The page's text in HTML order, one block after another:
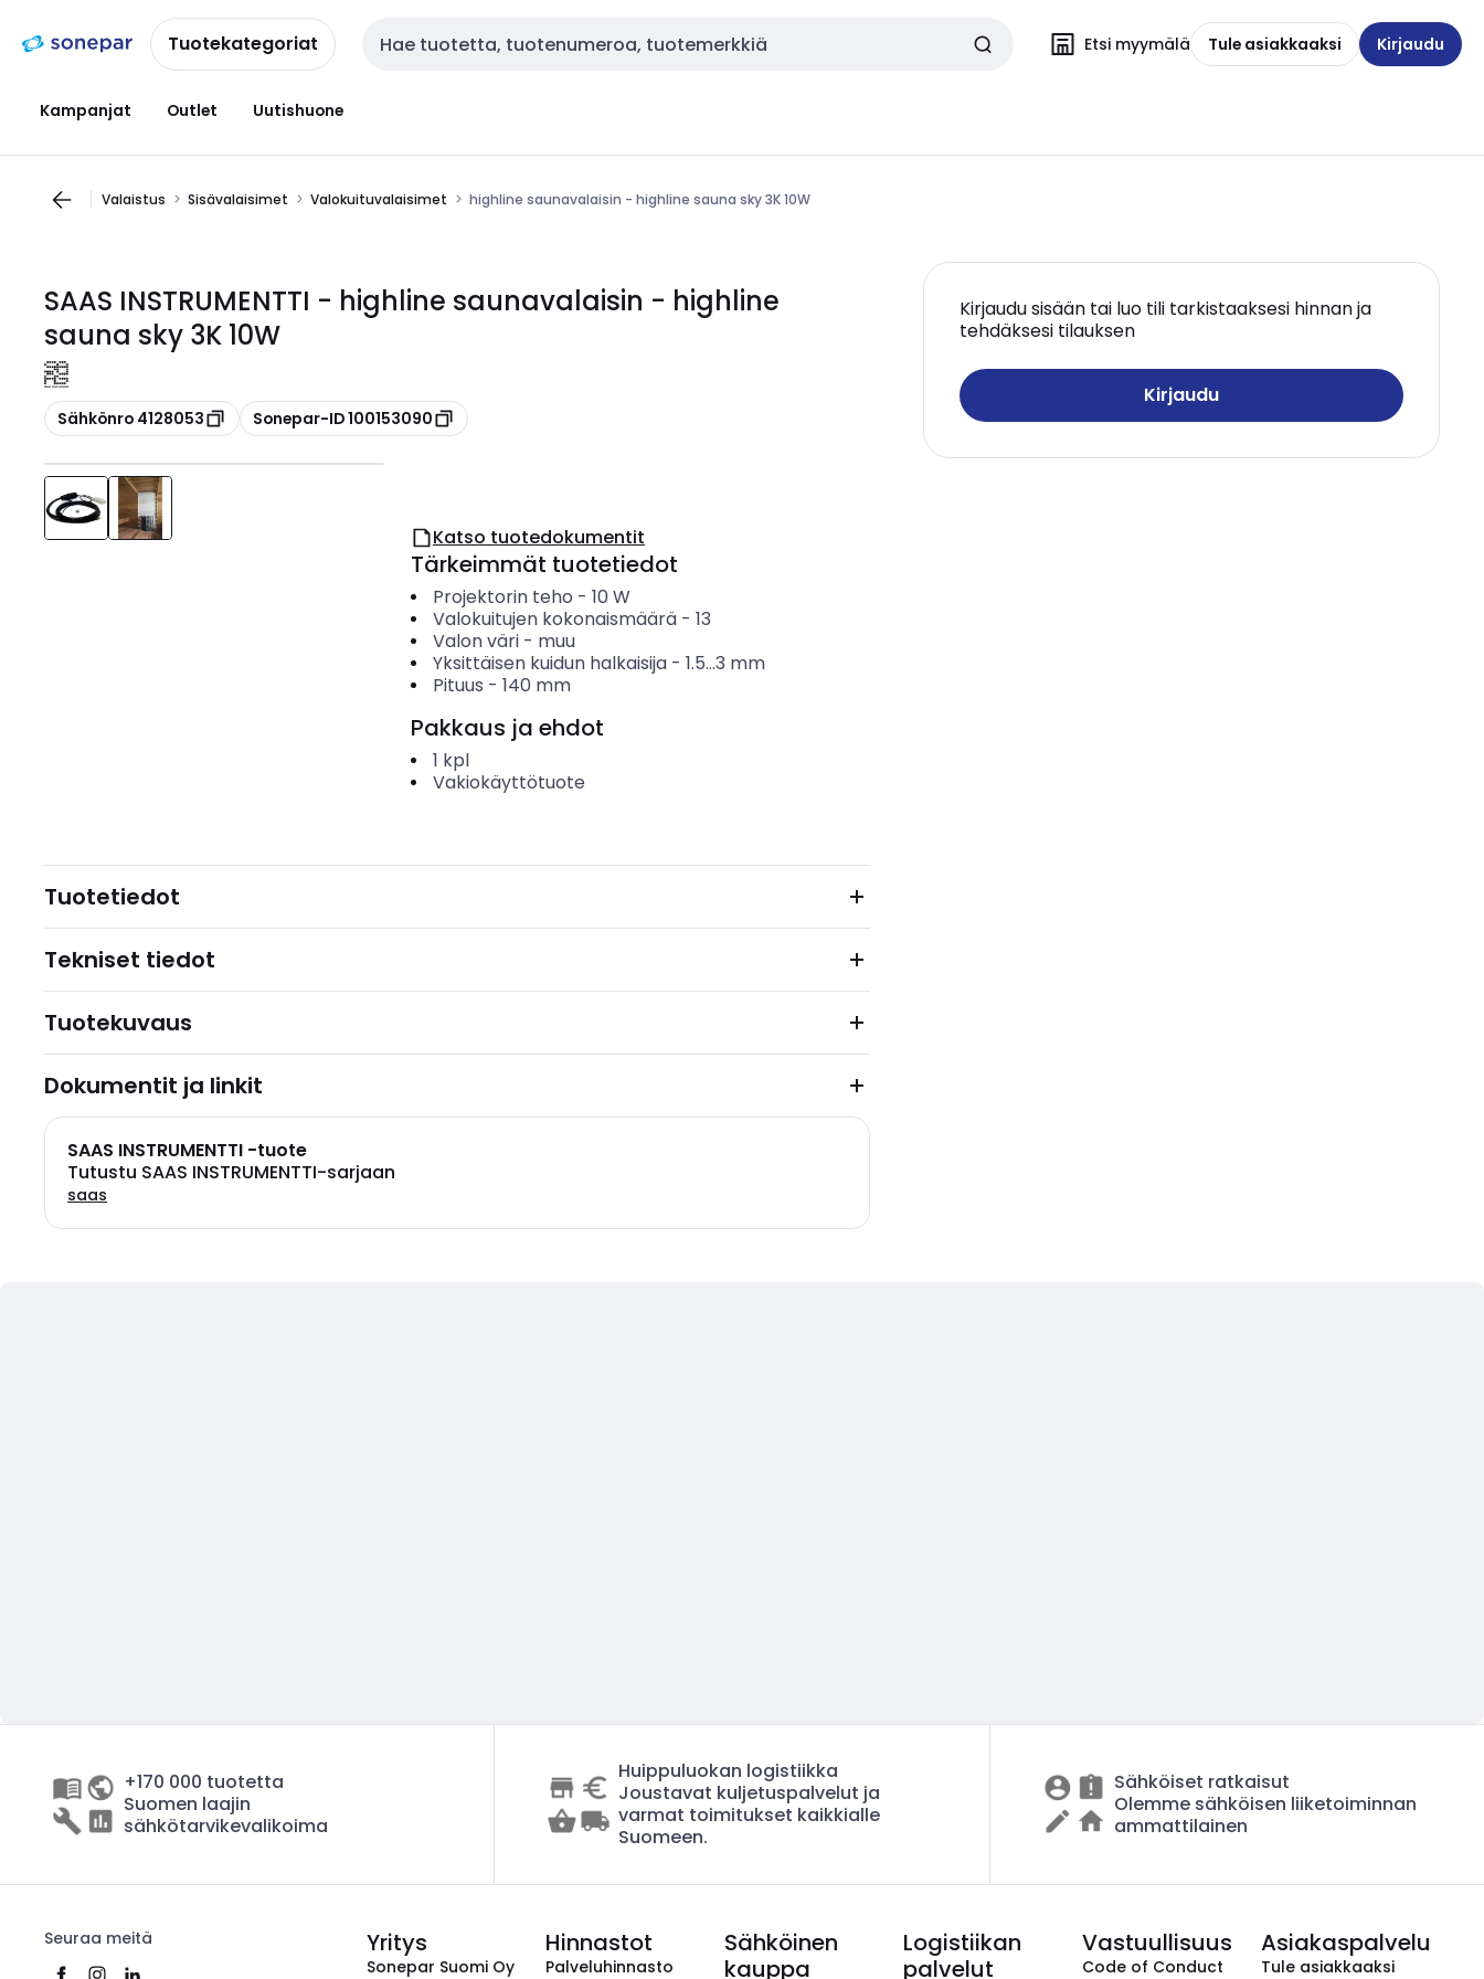
navigointiinsisältöönTuotekategoriat Haku Etsi myymälä Tule asiakkaaksi Kirjaudu
Kampanjat Outlet Uutishuone
Valaistus Sisävalaisimet Valokuituvalaisimet highline saunavalaisin - highline sauna sky 3K 10W
SAAS INSTRUMENTTI - highline saunavalaisin - highline
sauna sky 3K 10W
Kopioi
Sähkönro 4128053 Kopioi
Sonepar-ID 100153090
Kirjaudu sisään tai luo tili tarkistaaksesi hinnan ja
tehdäksesi tilauksen
Kirjaudu
Katso tuotedokumentit
Tärkeimmät tuotetiedot
Projektorin teho - 10 W
Valokuitujen kokonaismäärä- 13
Valon väri- muu
Yksittäisen kuidun halkaisija- 1.5...3 mm
Pituus - 140 mm
Pakkaus ja ehdot
1 kpl
Vakiokäyttötuote
Tuotetiedot
Tekniset tiedot
Tuotekuvaus
Dokumentit ja linkit
SAAS INSTRUMENTTI -tuote
Tutustu SAAS INSTRUMENTTI-sarjaan
saas
+170 000 tuotetta
Suomen laajin
sähkötarvikevalikoima
Huippuluokan logistiikka
Joustavat kuljetuspalvelut ja
varmat toimitukset kaikkialle
Suomeen.
Sähköiset ratkaisut
Olemme sähköisen liiketoiminnan
ammattilainen
Seuraa meitä Yritys
Sonepar Suomi Oy
Hinnastot
Palveluhinnasto
Sähköinen
kauppa
Logistiikan
palvelut
Vastuullisuus
Code of Conduct
Asiakaspalvelu
Tule asiakkaaksi